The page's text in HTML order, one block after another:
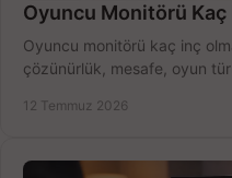
Oyuncu Monitörü Kaç
Oyuncu monitörü kaç inç
çözünürlük, mesafe, oyun
12 Temmuz 2026